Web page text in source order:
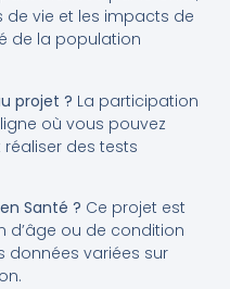
vie et les impacts de
de la population
projet ? La participation
où vous pouvez
des tests
Santé ? Ce projet est
d’âge ou de condition
données variées sur